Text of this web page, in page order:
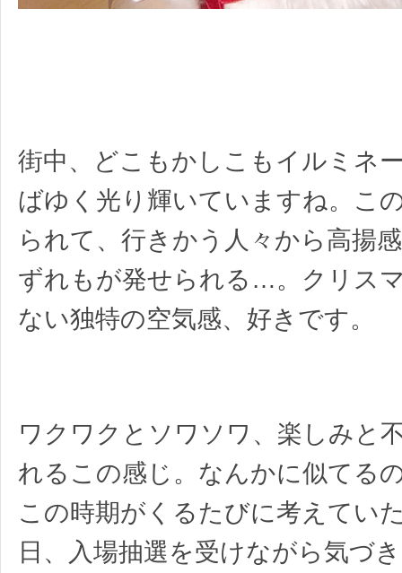
街中、どこもかしこもイルミネ
ばゆく光り輝いていますね。こ
られて、行きかう人々から高揚
ずれもが発せられる…。クリス
ない独特の空気感、好きです。
ワクワクとソワソワ、楽しみと
れるこの感じ。なんかに似てる
この時期がくるたびに考えてい
日、入場抽選を受けながら気づ